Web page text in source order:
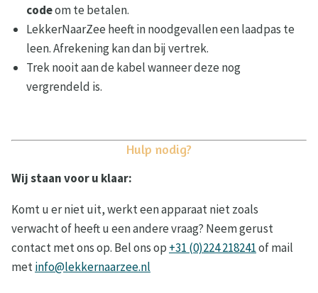
codeom te betalen.
LekkerNaarZee heeft in noodgevallen een laadpas te
leen. Afrekening kan dan bij vertrek.
Trek nooit aan de kabel wanneer deze nog
vergrendeld is.
Hulp nodig?
Wij staan voor u klaar:
Komt u er niet uit, werkt een apparaat niet zoals
verwacht of heeft u een andere vraag? Neem gerust
contact met ons op. Bel ons op +31 (0)224 218241of mail
metinfo@lekkernaarzee.nl